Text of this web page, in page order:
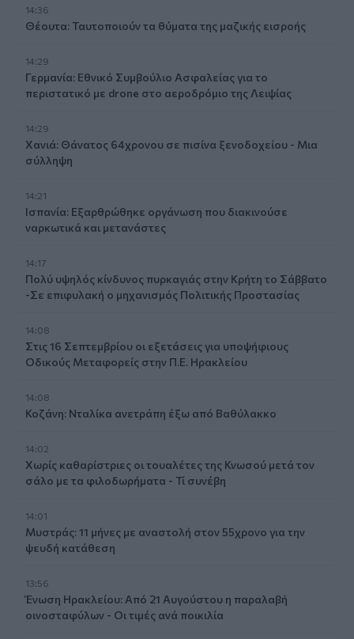
14:36
Θέουτα: Ταυτοποιούν τα θύματα της μαζικής εισροής
14:29
Γερμανία: Εθνικό Συμβούλιο Ασφαλείας για το
περιστατικό με drone στο αεροδρόμιο της Λειψίας
14:29
Χανιά: Θάνατος 64χρονου σε πισίνα ξενοδοχείου - Μια
σύλληψη
14:21
Ισπανία: Εξαρθρώθηκε οργάνωση που διακινούσε
ναρκωτικά και μετανάστες
14:17
Πολύ υψηλός κίνδυνος πυρκαγιάς στην Κρήτη το Σάββατο
-Σε επιφυλακή ο μηχανισμός Πολιτικής Προστασίας
14:08
Στις 16 Σεπτεμβρίου οι εξετάσεις για υποψήφιους
Οδικούς Μεταφορείς στην Π.Ε. Ηρακλείου
14:08
Κοζάνη: Νταλίκα ανετράπη έξω από Βαθύλακκο
14:02
Χωρίς καθαρίστριες οι τουαλέτες της Κνωσού μετά τον
σάλο με τα φιλοδωρήματα - Τί συνέβη
14:01
Μυστράς: 11 μήνες με αναστολή στον 55χρονο για την
ψευδή κατάθεση
13:56
Ένωση Ηρακλείου: Από 21 Αυγούστου η παραλαβή
οινοσταφύλων - Οι τιμές ανά ποικιλία